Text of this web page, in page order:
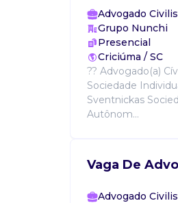
Advogado
Grupo Nunchi
Presencial
Criciúma / SC
?? Advogado(a)
Sociedade
Sventnickas
Autônom...
Vaga De
Advogado